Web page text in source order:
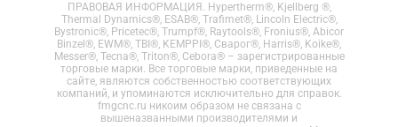
ПРАВОВАЯ ИНФОРМАЦИЯ. Hypertherm®, Kjellberg ®,
Thermal Dynamics®, ESAB®, Trafimet®, Lincoln Electric®,
Bystronic®, Pricetec®, Trumpf®, Raytools®, Fronius®, Abicor
Binzel®, EWM®, TBI®, KEMPPI®, Сварог®, Harris®, Koike®,
Messer®, Tecna®, Triton®, Cebora® – зарегистрированные
торговые марки. Все торговые марки, приведенные на
сайте, являются собственностью соответствующих
компаний, и упоминаются исключительно для справок.
fmgcnc.ru никоим образом не связана с
вышеназванными производителями и